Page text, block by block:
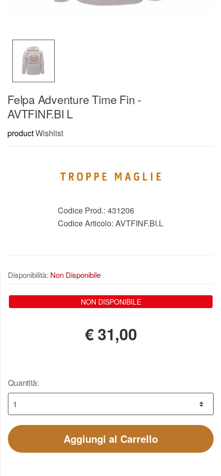
Felpa Adventure Time Fin -
AVTFINF.BI L
productWishlist
Codice Prod.: 431206
Codice Articolo: AVTFINF.BI.L
Disponibilità: Non Disponibile
NON DISPONIBILE
€31,00
Quantità:
Aggiungi al Carrello